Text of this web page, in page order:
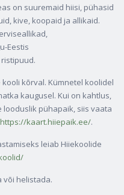
on suuremaid hiisi, pühasid
kive, koopaid ja allikaid.
Eestis
kooli kõrval. Kümnetel koolidel
kaugusel. Kui on kahtlus,
pühapaik, siis vaata
https://kaart.hiiepaik.ee/.
leiab Hiiekoolide
või helistada.